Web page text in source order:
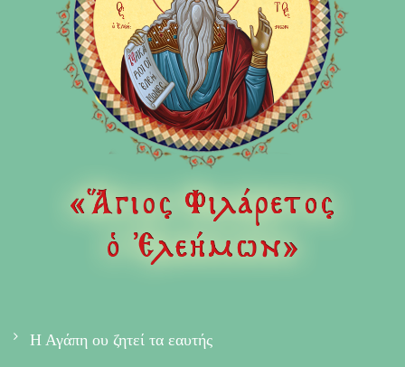
Η Αγάπη ου ζητεί τα εαυτής